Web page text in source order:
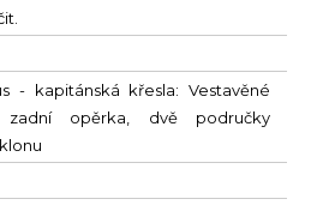
- kapitánská křesla: Vestavěné
opěrka, dvě područky